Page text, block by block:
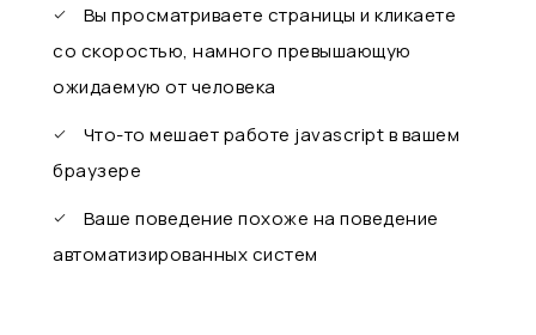
Вы просматриваете страницы и кликаете
со скоростью, намного превышающую
ожидаемую от человека
Что-то мешает работе javascript в вашем
браузере
Ваше поведение похоже на поведение
автоматизированных систем